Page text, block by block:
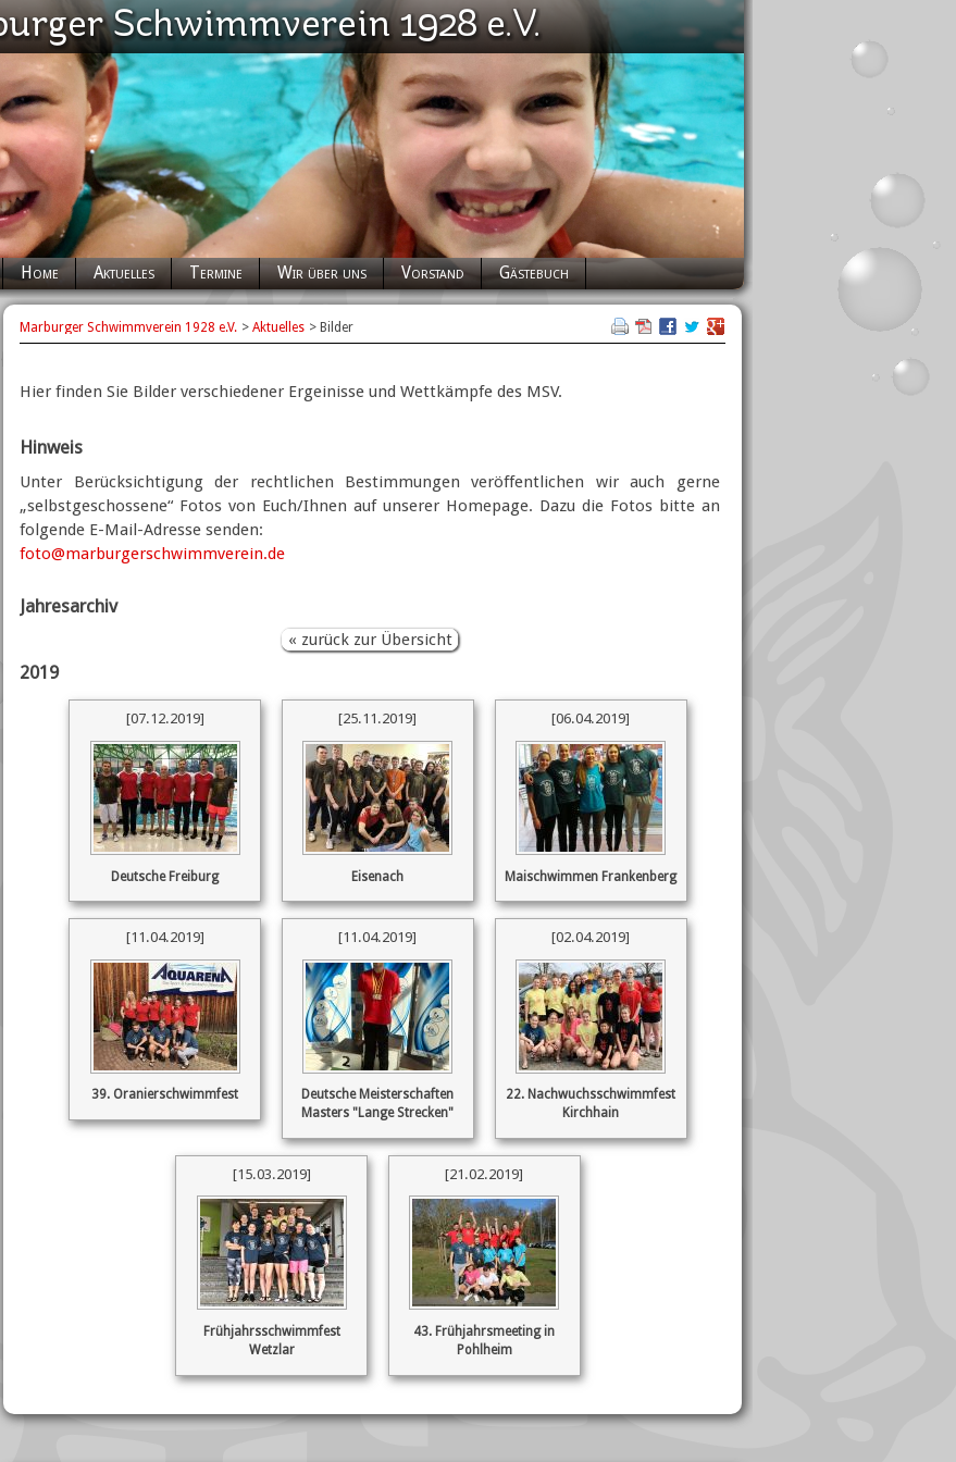
Navigation
überspringen
Home Aktuelles Termine Wir über uns Vorstand Gästebuch
Marburger Schwimmverein 1928 e.V. Aktuelles Bilder
Hier finden Sie Bilder verschiedener Ergeinisse und Wettkämpfe des MSV.
Hinweis
Unter Berücksichtigung der rechtlichen Bestimmungen veröffentlichen wir auch gerne
„selbstgeschossene“ Fotos von Euch/Ihnen auf unserer Homepage. Dazu die Fotos bitte an
folgende E-Mail-Adresse senden:
foto@marburgerschwimmverein.de
Jahresarchiv
« zurück zur Übersicht
2019
[07.12.2019]
Deutsche Freiburg
[25.11.2019]
Eisenach
[06.04.2019]
Maischwimmen Frankenberg
[11.04.2019]
39. Oranierschwimmfest
[11.04.2019]
Deutsche Meisterschaften
Masters "Lange Strecken"
[02.04.2019]
22. Nachwuchsschwimmfest
Kirchhain
[15.03.2019]
Frühjahrsschwimmfest
Wetzlar
[21.02.2019]
43. Frühjahrsmeeting in
Pohlheim